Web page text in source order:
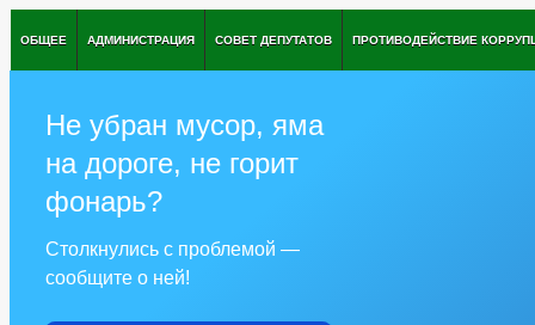
ОБЩЕЕ АДМИНИСТРАЦИЯ СОВЕТ ДЕПУТАТОВ ПРОТИВОДЕЙСТВИЕ
Не убран мусор, яма
на дороге, не горит
фонарь?
Столкнулись с проблемой —
сообщите о ней!